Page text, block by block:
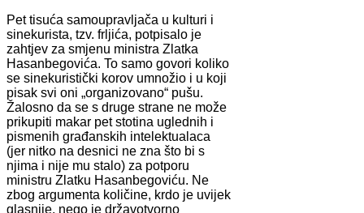
Pet tisuća samoupravljača u kulturi i
sinekurista, tzv. frljića, potpisalo je
zahtjev za smjenu ministra Zlatka
Hasanbegovića. To samo govori koliko
se sinekuristički korov umnožio i u koji
pisak svi oni „organizovano“ pušu.
Žalosno da se s druge strane ne može
prikupiti makar pet stotina uglednih i
pismenih građanskih intelektualaca
(jer nitko na desnici ne zna što bi s
njima i nije mu stalo) za potporu
ministru Zlatku Hasanbegoviću. Ne
zbog argumenta količine, krdo je uvijek
glasnije, nego je državotvorno